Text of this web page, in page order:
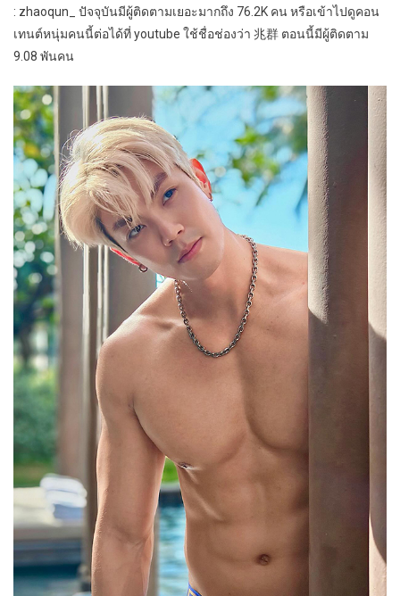
: zhaoqun_ ปัจจุบันมีผู้ติดตามเยอะมากถึง 76.2K คน หรือเข้าไปดูคอน
เทนต์หนุ่มคนนี้ต่อได้ที่ youtube ใช้ชื่อช่องว่า 兆群 ตอนนี้มีผู้ติดตาม
9.08 พันคน